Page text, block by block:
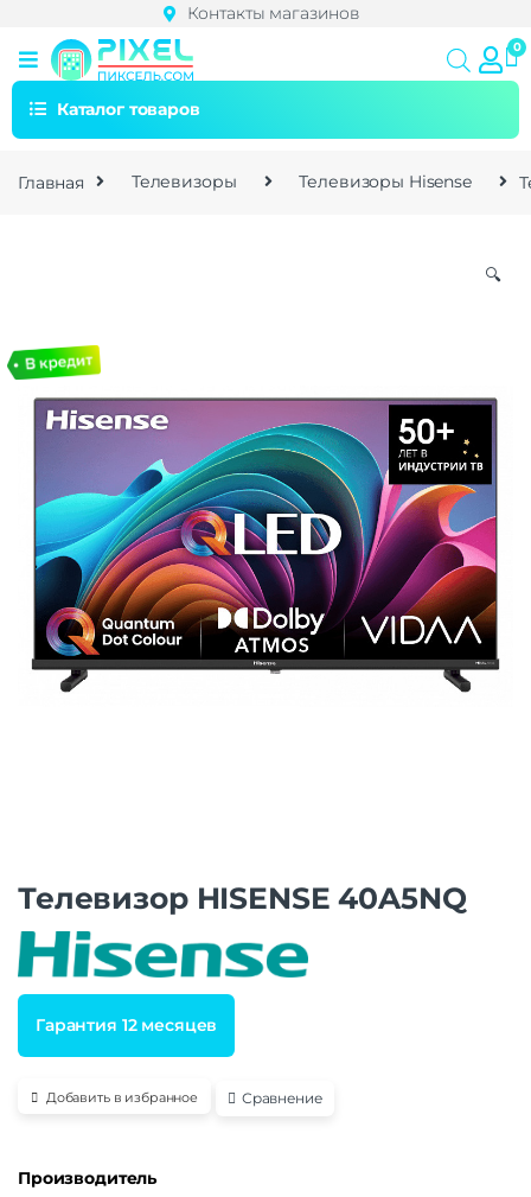
Контакты магазинов
Каталог товаров
Главная Телевизоры Телевизоры Hisense
🔍
Телевизор HISENSE 40A5NQ
Гарантия 12 месяцев
Добавить в избранное Сравнение
Производитель